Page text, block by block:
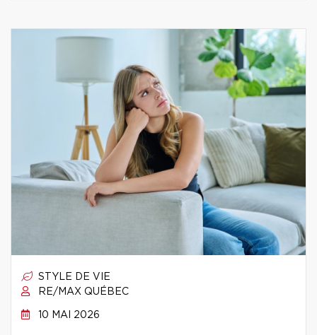
STYLE DE VIE
RE/MAX QUÉBEC
10 MAI 2026